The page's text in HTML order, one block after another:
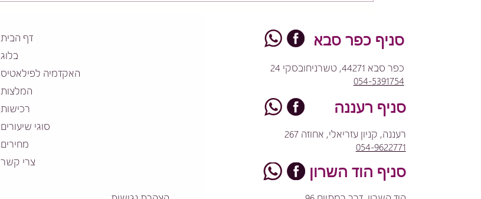
דף הבית
בלוג
האקדמיה לפילאטיס
המלצות
רכישות
סוגי שיעורים
מחירים
צרי קשר
סניף כפר סבא
כפר סבא 44271, טשרניחובסקי 24
054-5391754
סניף רעננה
רעננה, קניון עזריאלי, אחוזה 267
054-9622771
סניף הוד השרון